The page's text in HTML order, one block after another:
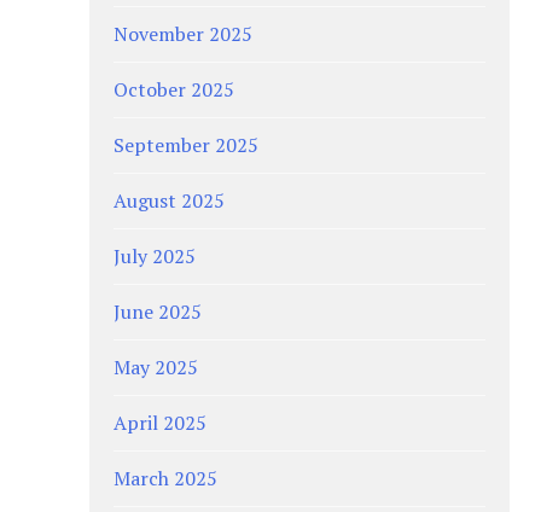
November 2025
October 2025
September 2025
August 2025
July 2025
June 2025
May 2025
April 2025
March 2025